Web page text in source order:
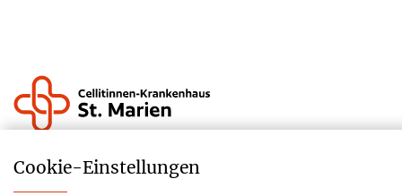
Krankenhauszukunftsfond
Cookie-­Einstellungen